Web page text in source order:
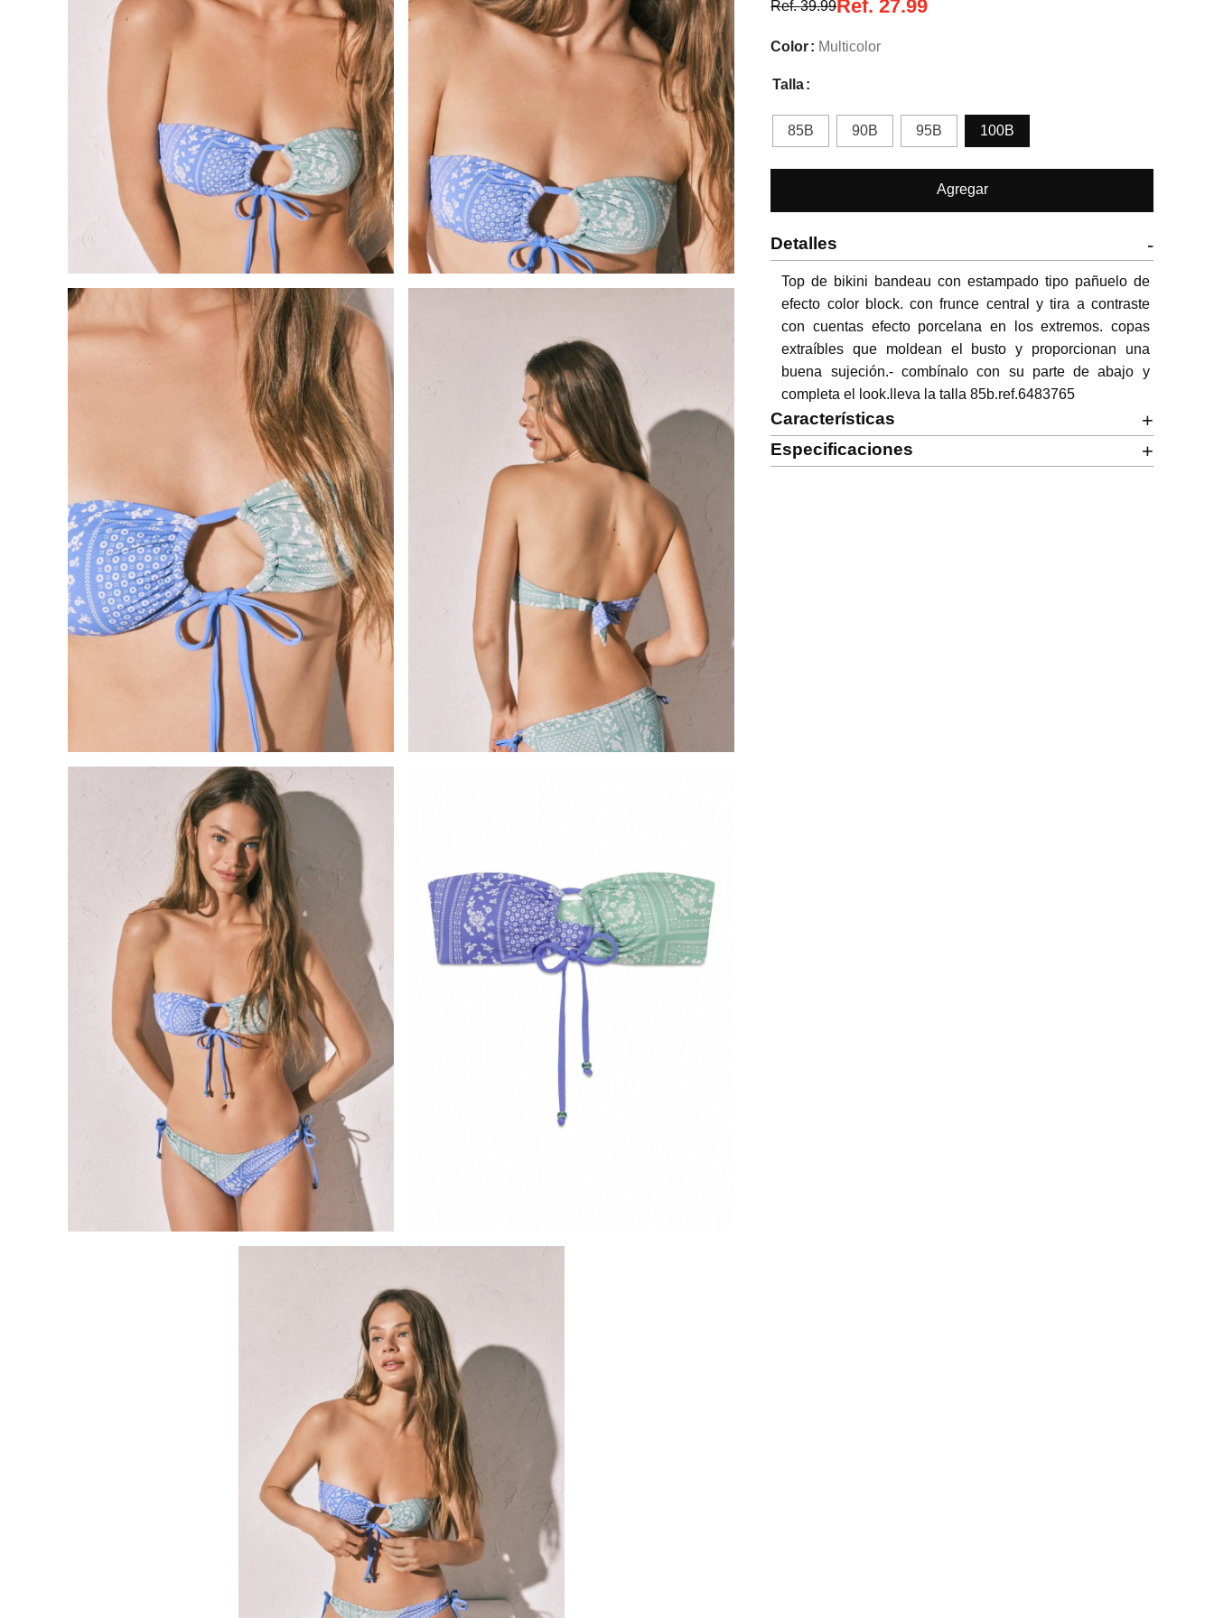
Ref.39.99Ref.27.99
Color Multicolor
Talla
100B
85B 90B 95B
Agregar
Detalles -
Top de bikini bandeau con estampado tipo pañuelo de
efecto color block. con frunce central y tira a contraste
con cuentas efecto porcelana en los extremos. copas
extraíbles que moldean el busto y proporcionan una
buena sujeción.- combínalo con su parte de abajo y
completa el look.lleva la talla 85b.ref.6483765
Características +
Especificaciones +
mng
bandolera
bimba lola